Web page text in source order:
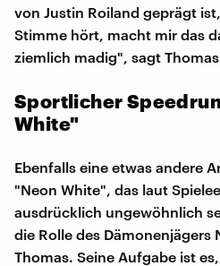
von Justin Roiland geprägt
Stimme hört, macht mir das
ziemlich madig", sagt
Sportlicher
White"
Ebenfalls eine etwas andere
"Neon White", das laut
ausdrücklich ungewöhnlich
die Rolle des Dämonenjägers
Thomas. Seine Aufgabe ist